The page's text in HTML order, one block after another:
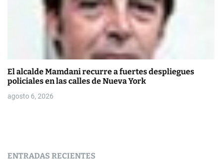
El alcalde Mamdani recurre a fuertes despliegues
policiales en las calles de Nueva York
agosto 6, 2026
ENTRADAS RECIENTES